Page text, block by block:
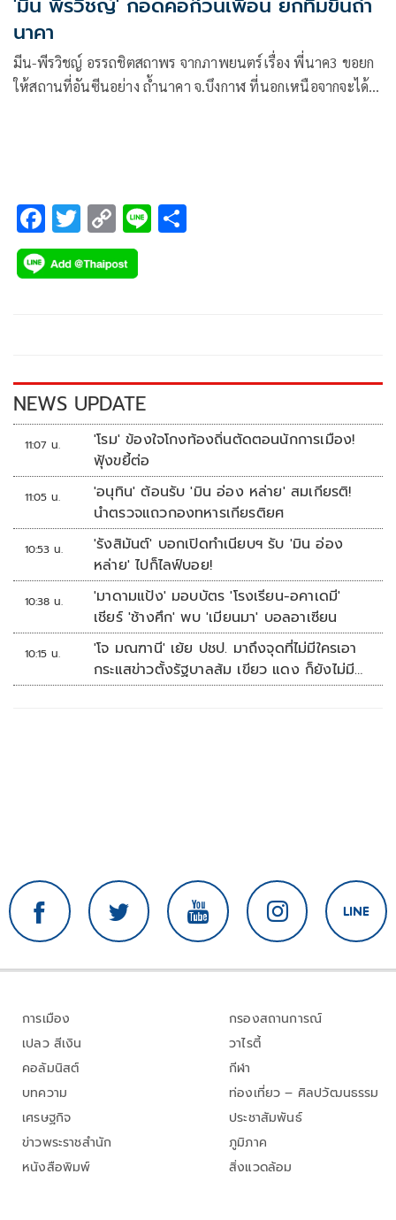
นาคา
มีน-พีรวิชญ์ อรรถชิตสถาพร จากภาพยนตร์เรื่อง พี่นาค3 ขอยก
ให้สถานที่อันซีนอย่าง ถ้ำนาคา จ.บึงกาฬ ที่นอกเหนือจากจะได้
ไว้ว่าจะมาให้ได้
F
ac
e
k
T
wi
tt
C
o
p
k
Li
NEWS UPDATE
11:07 น.
'โรม' ข้องใจโกงท้องถิ่นตัดตอนนักการเมือง!
ฟุ้งขยี้ต่อ
11:05 น.
'อนุทิน' ต้อนรับ 'มิน อ่อง หล่าย' สมเกียรติ!
นำตรวจแถวกองทหารเกียรติยศ
10:53 น.
'รังสิมันต์' บอกเปิดทำเนียบฯ รับ 'มิน อ่อง
หล่าย' ไปก็ไลฟ์บอย!
10:38 น.
'มาดามแป้ง' มอบบัตร 'โรงเรียน-อคาเดมี'
เชียร์ 'ช้างศึก' พบ 'เมียนมา' บอลอาเซียน
10:15 น.
'โจ มณฑานี' เย้ย ปชป. มาถึงจุดที่ไม่มีใครเอา
กระแสข่าวตั้งรัฐบาลส้ม เขียว แดง ก็ยังไม่มีฟ้า
เลย
การเมือง
เปลว สีเงิน
คอลัมนิสต์
บทความ
เศรษฐกิจ
ข่าวพระราชสำนัก
หนังสือพิมพ์
กรองสถานการณ์
วาไรตี้
กีฬา
ท่องเที่ยว – ศิลปวัฒนธรรม
ประชาสัมพันธ์
ภูมิภาค
สิ่งแวดล้อม